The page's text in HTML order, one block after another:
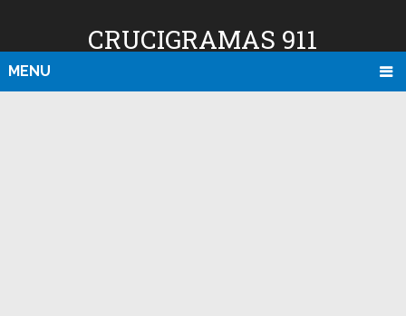
CRUCIGRAMAS 911
MENU